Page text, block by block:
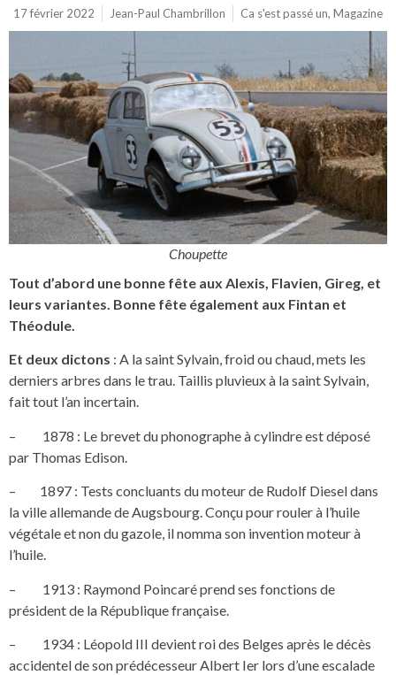
17 février 2022
Jean-Paul Chambrillon Ca s'est passé un, Magazine
Choupette
Tout d’abord une bonne fête aux Alexis, Flavien, Gireg, et
leurs variantes. Bonne fête également aux Fintan et
Théodule.
Et deux dictons : A la saint Sylvain, froid ou chaud, mets les
derniers arbres dans le trau. Taillis pluvieux à la saint Sylvain,
fait tout l’an incertain.
– 1878 : Le brevet du phonographe à cylindre est déposé
par Thomas Edison.
– 1897 : Tests concluants du moteur de Rudolf Diesel dans
la ville allemande de Augsbourg. Conçu pour rouler à l’huile
végétale et non du gazole, il nomma son invention moteur à
l’huile.
– 1913 : Raymond Poincaré prend ses fonctions de
président de la République française.
– 1934 : Léopold III devient roi des Belges après le décès
accidentel de son prédécesseur Albert Ier lors d’une escalade